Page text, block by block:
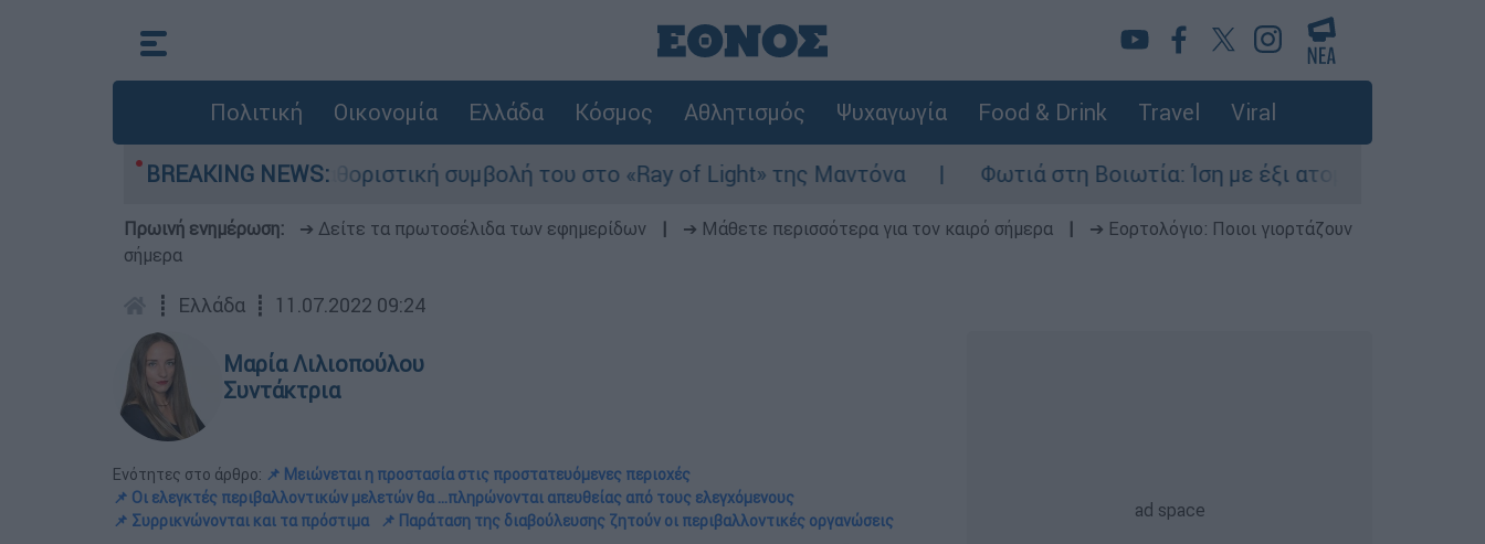
Πολιτική Οικονομία Ελλάδα Κόσμος Αθλητισμός Ψυχαγωγία Food & Drink Travel Viral
BREAKING NEWS:
Όρμπιτ - Η καθοριστική συμβολή του στο «Ray of Light» της Μαντόνα Φωτιά στη Βοιωτία: Ίση με έξι ατομικές βόμβες της
Πρωινή ενημέρωση: ➔ Δείτε τα πρωτοσέλιδα των εφημερίδων ➔ Μάθετε περισσότερα για τον καιρό σήμερα
➔ Εορτολόγιο: Ποιοι γιορτάζουν
σήμερα
┋ Ελλάδα ┋ 11.07.2022 09:24
Μαρία Λιλιοπούλου
Συντάκτρια
Ενότητες στο άρθρο: 📌 Μειώνεται η προστασία στις προστατευόμενες περιοχές
📌 Οι ελεγκτές περιβαλλοντικών μελετών θα ...πληρώνονται απευθείας από τους ελεγχόμενους
📌 Συρρικνώνονται και τα πρόστιμα
📌 Παράταση της διαβούλευσης ζητούν οι περιβαλλοντικές οργανώσεις